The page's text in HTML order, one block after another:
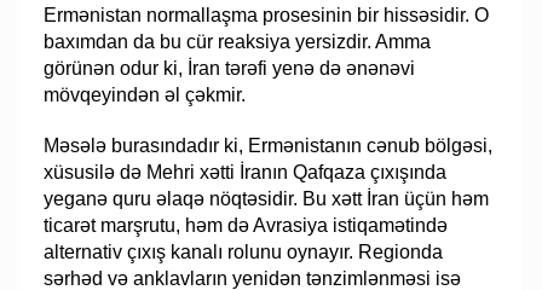
Ermənistan normallaşma prosesinin bir hissəsidir. O
baxımdan da bu cür reaksiya yersizdir. Amma
görünən odur ki, İran tərəfi yenə də ənənəvi
mövqeyindən əl çəkmir.
Məsələ burasındadır ki, Ermənistanın cənub bölgəsi,
xüsusilə də Mehri xətti İranın Qafqaza çıxışında
yeganə quru əlaqə nöqtəsidir. Bu xətt İran üçün həm
ticarət marşrutu, həm də Avrasiya istiqamətində
alternativ çıxış kanalı rolunu oynayır. Regionda
sərhəd və anklavların yenidən tənzimlənməsi isə